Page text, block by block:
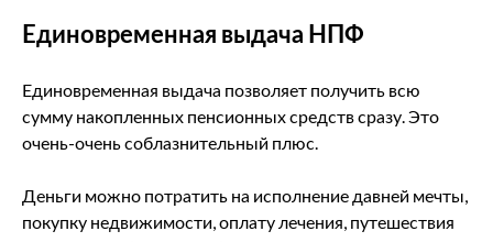
Единовременная выдача НПФ
Единовременная выдача позволяет получить всю
сумму накопленных пенсионных средств сразу. Это
очень-очень соблазнительный плюс.
Деньги можно потратить на исполнение давней мечты,
покупку недвижимости, оплату лечения, путешествия